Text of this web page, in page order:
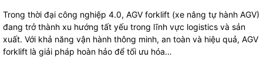
Trong thời đại công nghiệp 4.0, AGV forklift (xe nâng tự hành AGV)
đang trở thành xu hướng tất yếu trong lĩnh vực logistics và sản
xuất. Với khả năng vận hành thông minh, an toàn và hiệu quả, AGV
forklift là giải pháp hoàn hảo để tối ưu hóa…